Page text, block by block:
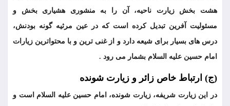
هشت بخش زیارت ناحیه، آن را به منشوری هشیاری بخش و
مسئولیت آفرین تبدیل کرده است که در عین مرثیه گونه بودنش،
درس های بسیار برای شیعه دارد و از غنی ترین و با محتواترین زیارات
امام حسین علیه السلام بشمار می رود .
(ج) ارتباط خاص زائر و زیارت شونده
در این زیارت شریفه، زیارت شونده، امام حسین علیه السلام است و